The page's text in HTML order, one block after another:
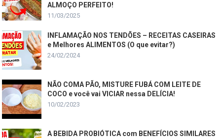
ALMOÇO PERFEITO!
11/03/2025
INFLAMAÇÃO NOS TENDÕES – RECEITAS CASEIRAS
e Melhores ALIMENTOS (O que evitar?)
24/02/2024
NÃO COMA PÃO, MISTURE FUBÁ COM LEITE DE
COCO e você vai VICIAR nessa DELÍCIA!
10/02/2023
A BEBIDA PROBIÓTICA com BENEFÍCIOS SIMILARES